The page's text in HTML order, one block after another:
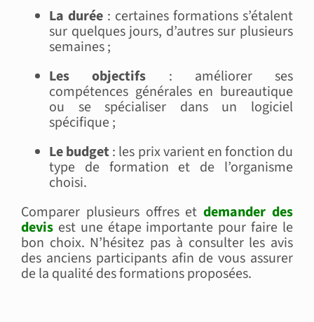
La durée: certaines formations s’étalent
sur quelques jours, d’autres sur plusieurs
semaines ;
Les objectifs : améliorer ses
compétences générales en bureautique
ou se spécialiser dans un logiciel
spécifique ;
Le budget: les prix varient en fonction du
type de formation et de l’organisme
choisi.
Comparer plusieurs offres etdemander des
devis est une étape importante pour faire le
bon choix. N’hésitez pas à consulter les avis
des anciens participants afin de vous assurer
de la qualité des formations proposées.